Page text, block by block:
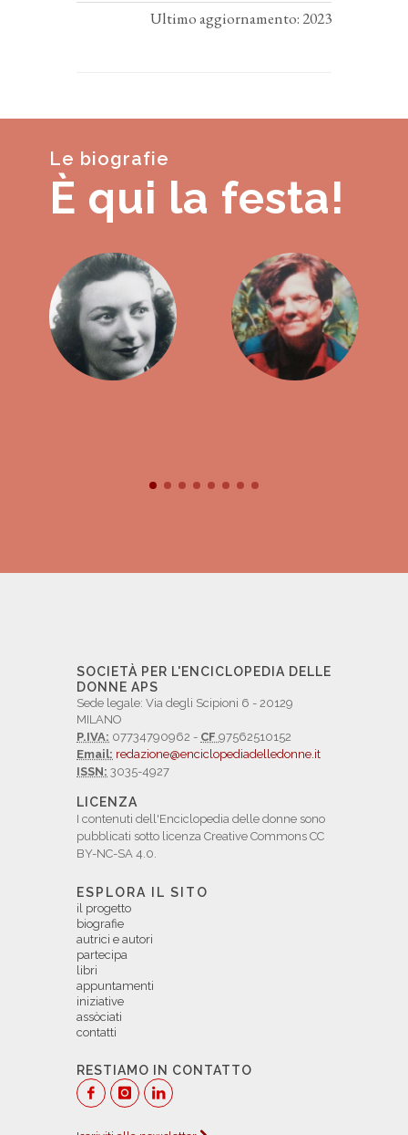
Ultimo aggiornamento: 2023
Le biografie
È qui la festa!
SOCIETÀ PER L'ENCICLOPEDIA DELLE
DONNE APS
Sede legale: Via degli Scipioni 6 - 20129
MILANO
P.IVA: 07734790962 - CF 97562510152
Email: redazione@enciclopediadelledonne.it
ISSN: 3035-4927
LICENZA
I contenuti dell'Enciclopedia delle donne sono
pubblicati sotto licenza Creative Commons CC
BY-NC-SA 4.0.
ESPLORA IL SITO
il progetto
biografie
autrici e autori
partecipa
libri
appuntamenti
iniziative
assòciati
contatti
RESTIAMO IN CONTATTO